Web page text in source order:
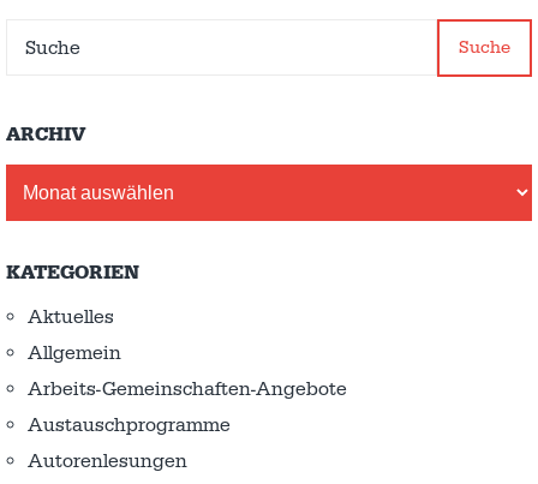
Suche
ARCHIV
KATEGORIEN
Aktuelles
Allgemein
Arbeits-Gemeinschaften-Angebote
Austausch­programme
Autorenlesungen